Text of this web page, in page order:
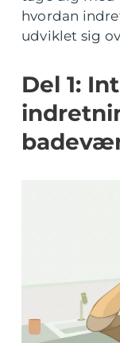
hvordan
udviklet sig
Del 1: